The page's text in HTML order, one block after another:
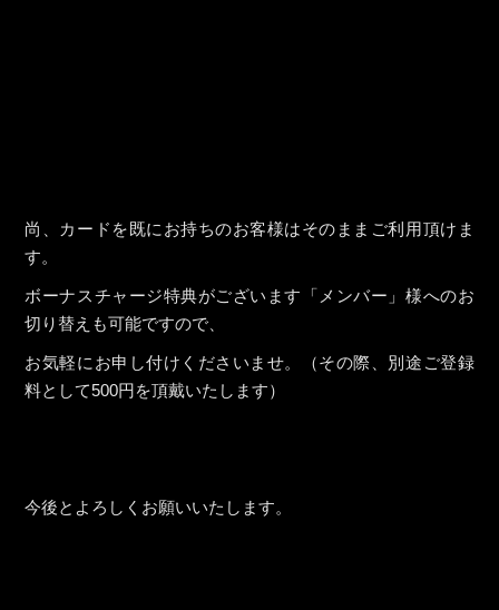
尚、カードを既にお持ちのお客様はそのままご利用頂けま
す。
ボーナスチャージ特典がございます「メンバー」様へのお
切り替えも可能ですので、
お気軽にお申し付けくださいませ。（その際、別途ご登録
料として500円を頂戴いたします）
今後とよろしくお願いいたします。